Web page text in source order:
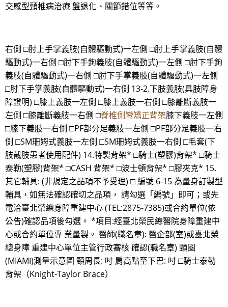
交感型頸椎病治療 盤退化、關節錯位等等。
右側 □肘上手掌義肢(自體驅動式)一左側 □肘上手掌義肢(自體
驅動式)一右側 □肘下手鉤義肢(自體驅動式)一左側 □肘下手鉤
義肢(自體驅動式)一右側 □肘下手掌義肢(自體驅動式)一左側
□肘下手掌義肢(自體驅動式)一右側 13-2.下肢義肢(具肢障身
障證明) □膝上義肢一左側 □膝上義肢一右側 □膝離斷義肢一
左側 □膝離斷義肢一右側 □脊椎側彎矯正背架膝下義肢一左側
□膝下義肢一右側 □PF部分足義肢一左側 □PF部分足義肢一右
側 □SM珊姆式義肢一左側 □SM珊姆式義肢一右側 □毛套(下
肢截肢患者使用配件) 14.特製背架* □騎士(塑膠)背架* □騎士
泰勒(塑膠)背架* □CASH 背架* □波士頓背架* □膠夾克* 15.
其它輔具: (非規定之品項不予受理) □ 編號 6-15 為量身訂製型
輔具，如無法確認確切之品項， 請勾選「編號」即可；或先
電洽臺北榮總身障重建中心 (TEL:2875-7385)或合約單位(依
公告)確認品項後勾選。 *項目:經臺北榮民總醫院身障重建中
心或合約單位專 業量製。 醫師(職名章): 醫企部(室)或臺北榮
總身障 重建中心單位主管行政審核 確認(職名章) 頸圈
(MIAMI)測量示意圖 頸周長: 吋 肩高點至下巴: 吋 □騎士泰勒
背架（Knight-Taylor Brace）